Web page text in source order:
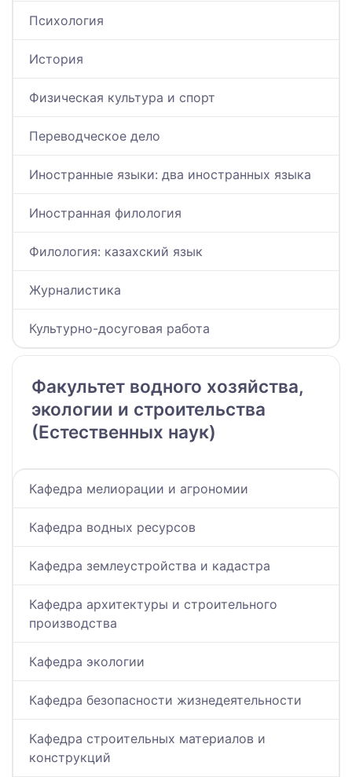
Психология
История
Физическая культура и спорт
Переводческое дело
Иностранные языки: два иностранных языка
Иностранная филология
Филология: казахский язык
Журналистика
Культурно-досуговая работа
Факультет водного хозяйства,
экологии и строительства
(Естественных наук)
Кафедра мелиорации и агрономии
Кафедра водных ресурсов
Кафедра землеустройства и кадастра
Кафедра архитектуры и строительного
производства
Кафедра экологии
Кафедра безопасности жизнедеятельности
Кафедра строительных материалов и
конструкций